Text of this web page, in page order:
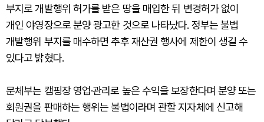
부지로 개발행위 허가를 받은 땅을 매입한 뒤 변경허가 없이
개인 야영장으로 분양 광고한 것으로 나타났다. 정부는 불법
개발행위 부지를 매수하면 추후 재산권 행사에 제한이 생길 수
있다고 밝혔다.
문체부는 캠핑장 영업·관리로 높은 수익을 보장한다며 분양 또는
회원권을 판매하는 행위는 불법이라며 관할 지자체에 신고해